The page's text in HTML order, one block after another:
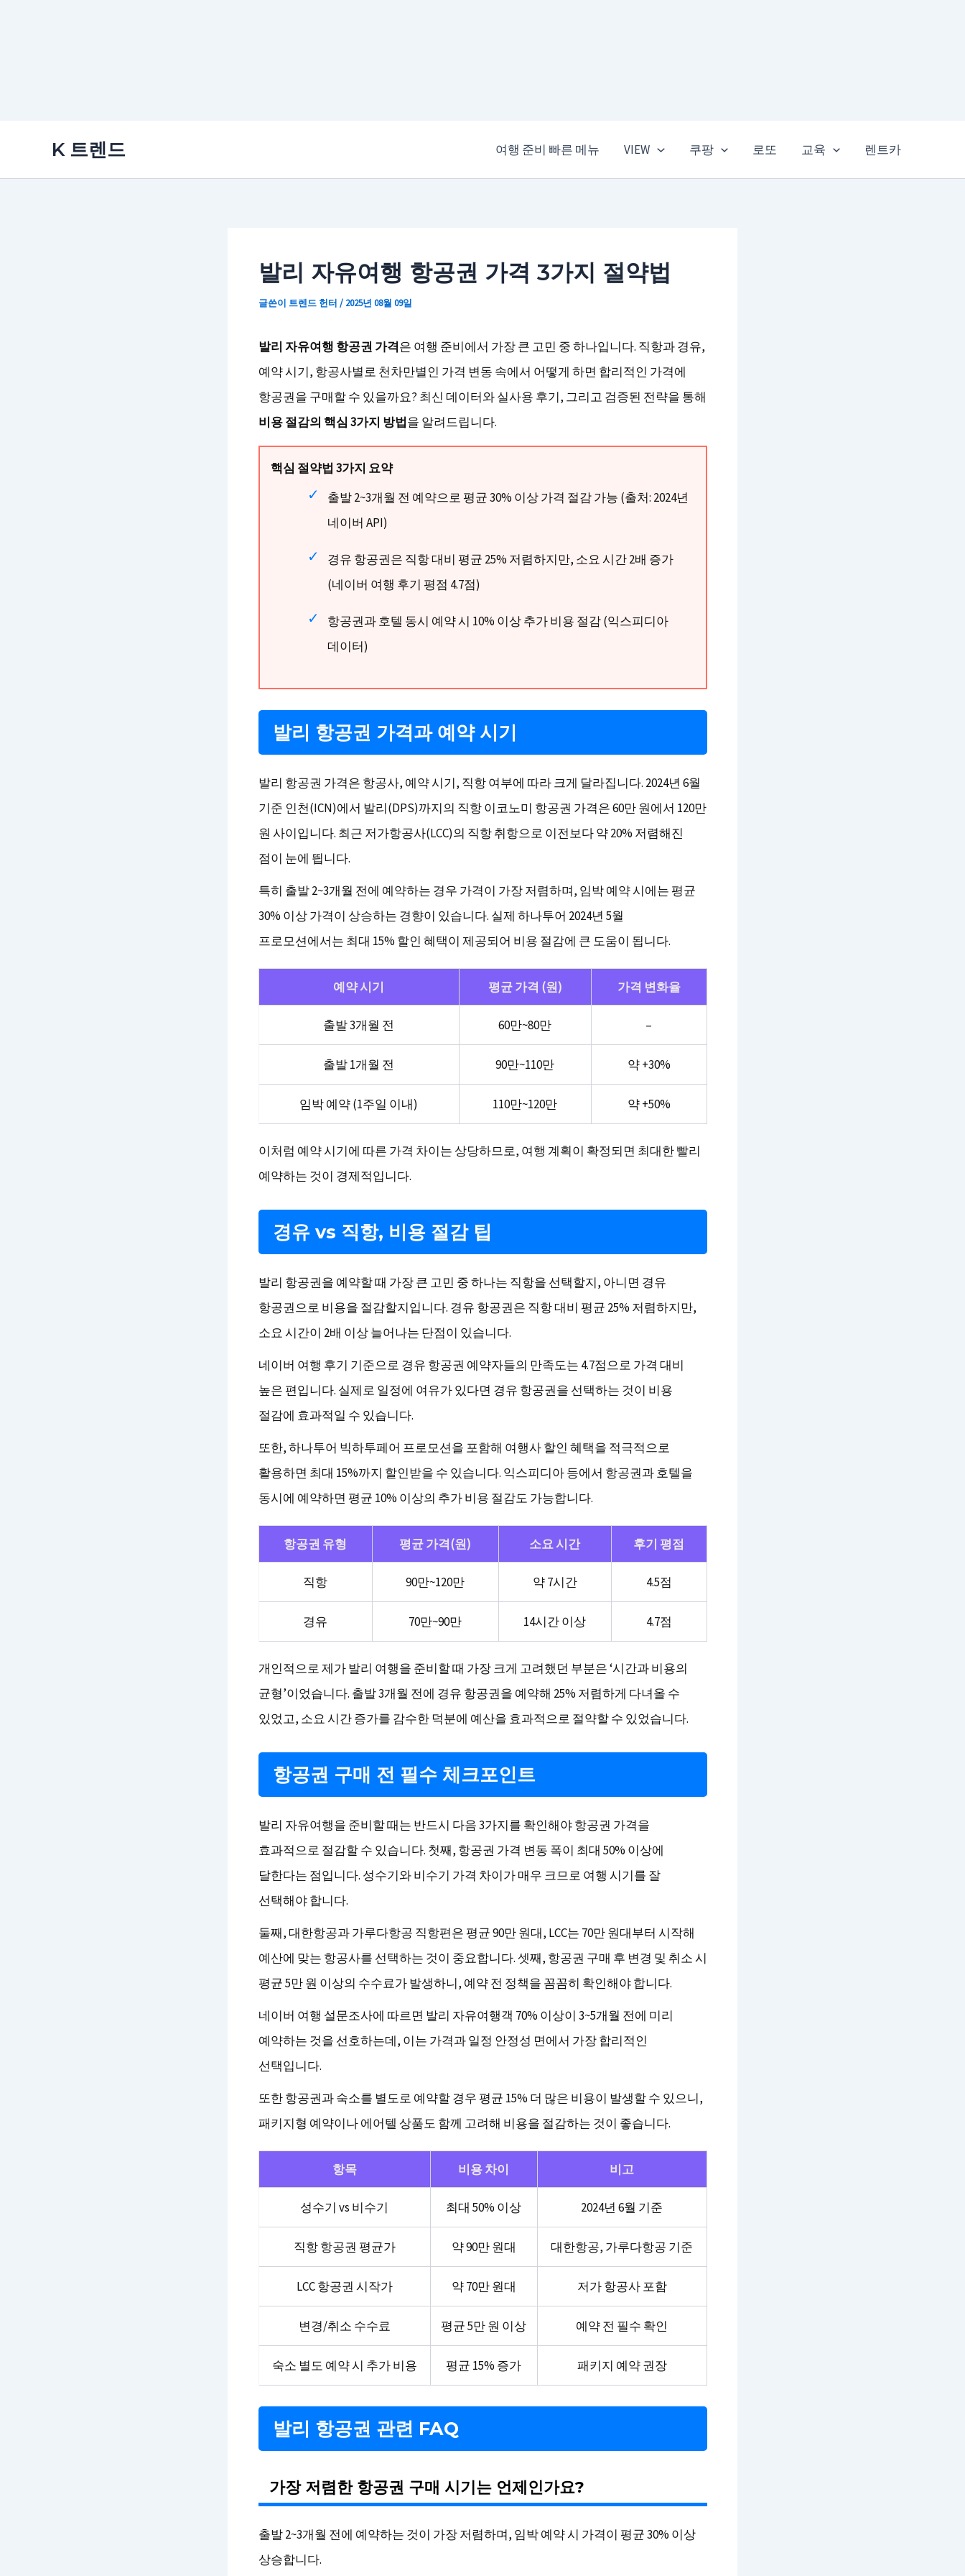
K 트렌드 여행 준비 빠른 메뉴 VIEW 쿠팡 로또 교육 렌트카
발리 자유여행 항공권 가격 3가지 절약법
글쓴이 트렌드 헌터 / 2025년 08월 09일
발리 자유여행 항공권 가격은 여행 준비에서 가장 큰 고민 중 하나입니다. 직항과 경유,
예약 시기, 항공사별로 천차만별인 가격 변동 속에서 어떻게 하면 합리적인 가격에
항공권을 구매할 수 있을까요? 최신 데이터와 실사용 후기, 그리고 검증된 전략을 통해
비용 절감의 핵심 3가지 방법을 알려드립니다.
핵심 절약법 3가지 요약
출발 2~3개월 전 예약으로 평균 30% 이상 가격 절감 가능 (출처: 2024년
네이버 API)
경유 항공권은 직항 대비 평균 25% 저렴하지만, 소요 시간 2배 증가
(네이버 여행 후기 평점 4.7점)
항공권과 호텔 동시 예약 시 10% 이상 추가 비용 절감 (익스피디아
데이터)
발리 항공권 가격과 예약 시기
발리 항공권 가격은 항공사, 예약 시기, 직항 여부에 따라 크게 달라집니다. 2024년 6월
기준 인천(ICN)에서 발리(DPS)까지의 직항 이코노미 항공권 가격은 60만 원에서 120만
원 사이입니다. 최근 저가항공사(LCC)의 직항 취항으로 이전보다 약 20% 저렴해진
점이 눈에 띕니다.
특히 출발 2~3개월 전에 예약하는 경우 가격이 가장 저렴하며, 임박 예약 시에는 평균
30% 이상 가격이 상승하는 경향이 있습니다. 실제 하나투어 2024년 5월
프로모션에서는 최대 15% 할인 혜택이 제공되어 비용 절감에 큰 도움이 됩니다.
예약 시기 평균 가격 (원) 가격 변화율
출발 3개월 전 60만~80만 –
출발 1개월 전 90만~110만 약 +30%
임박 예약 (1주일 이내) 110만~120만 약 +50%
이처럼 예약 시기에 따른 가격 차이는 상당하므로, 여행 계획이 확정되면 최대한 빨리
예약하는 것이 경제적입니다.
경유 vs 직항, 비용 절감 팁
발리 항공권을 예약할 때 가장 큰 고민 중 하나는 직항을 선택할지, 아니면 경유
항공권으로 비용을 절감할지입니다. 경유 항공권은 직항 대비 평균 25% 저렴하지만,
소요 시간이 2배 이상 늘어나는 단점이 있습니다.
네이버 여행 후기 기준으로 경유 항공권 예약자들의 만족도는 4.7점으로 가격 대비
높은 편입니다. 실제로 일정에 여유가 있다면 경유 항공권을 선택하는 것이 비용
절감에 효과적일 수 있습니다.
또한, 하나투어 빅하투페어 프로모션을 포함해 여행사 할인 혜택을 적극적으로
활용하면 최대 15%까지 할인받을 수 있습니다. 익스피디아 등에서 항공권과 호텔을
동시에 예약하면 평균 10% 이상의 추가 비용 절감도 가능합니다.
항공권 유형 평균 가격(원) 소요 시간 후기 평점
직항 90만~120만 약 7시간 4.5점
경유 70만~90만 14시간 이상 4.7점
개인적으로 제가 발리 여행을 준비할 때 가장 크게 고려했던 부분은 ‘시간과 비용의
균형’이었습니다. 출발 3개월 전에 경유 항공권을 예약해 25% 저렴하게 다녀올 수
있었고, 소요 시간 증가를 감수한 덕분에 예산을 효과적으로 절약할 수 있었습니다.
항공권 구매 전 필수 체크포인트
발리 자유여행을 준비할 때는 반드시 다음 3가지를 확인해야 항공권 가격을
효과적으로 절감할 수 있습니다. 첫째, 항공권 가격 변동 폭이 최대 50% 이상에
달한다는 점입니다. 성수기와 비수기 가격 차이가 매우 크므로 여행 시기를 잘
선택해야 합니다.
둘째, 대한항공과 가루다항공 직항편은 평균 90만 원대, LCC는 70만 원대부터 시작해
예산에 맞는 항공사를 선택하는 것이 중요합니다. 셋째, 항공권 구매 후 변경 및 취소 시
평균 5만 원 이상의 수수료가 발생하니, 예약 전 정책을 꼼꼼히 확인해야 합니다.
네이버 여행 설문조사에 따르면 발리 자유여행객 70% 이상이 3~5개월 전에 미리
예약하는 것을 선호하는데, 이는 가격과 일정 안정성 면에서 가장 합리적인
선택입니다.
또한 항공권과 숙소를 별도로 예약할 경우 평균 15% 더 많은 비용이 발생할 수 있으니,
패키지형 예약이나 에어텔 상품도 함께 고려해 비용을 절감하는 것이 좋습니다.
항목 비용 차이 비고
성수기 vs 비수기 최대 50% 이상 2024년 6월 기준
직항 항공권 평균가 약 90만 원대 대한항공, 가루다항공 기준
LCC 항공권 시작가 약 70만 원대 저가 항공사 포함
변경/취소 수수료 평균 5만 원 이상 예약 전 필수 확인
숙소 별도 예약 시 추가 비용 평균 15% 증가 패키지 예약 권장
발리 항공권 관련 FAQ
가장 저렴한 항공권 구매 시기는 언제인가요?
출발 2~3개월 전에 예약하는 것이 가장 저렴하며, 임박 예약 시 가격이 평균 30% 이상
상승합니다.